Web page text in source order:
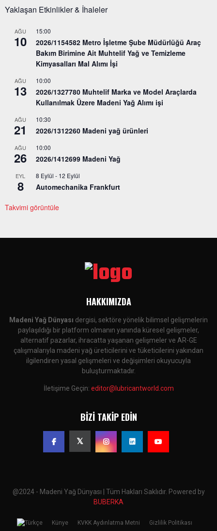
Yaklaşan Etkinlikler & İhaleler
AĞU
10
15:00
2026/1154582 Metro İşletme Şube Müdürlüğü Araç
Bakım Birimine Ait Muhtelif Yağ ve Temizleme
Kimyasalları Mal Alımı İşi
AĞU
13
10:00
2026/1327780 Muhtelif Marka ve Model Araçlarda
Kullanılmak Üzere Madeni Yağ Alımı işi
AĞU
21
10:30
2026/1312260 Madeni yağ ürünleri
AĞU
26
10:00
2026/1412699 Madeni Yağ
EYL
8
8 Eylül - 12 Eylül
Automechanika Frankfurt
Takvimi görüntüle
HAKKIMIZDA
Madeni Yağ Dünyası dergisi, sektöre yönelik bilimsel gelişmelerin
paylaşıldığı bir platform olmanın yanında küresel gelişmeler,
alternatif pazarlar, ihracatta yaşanan gelişmeler ve AR-GE
çalışmalarıyla madeni yağ üreticilerini ve tüketicilerini yakından
ilgilendiren yasal gelişmeleri ve değişimleri okuyucuyla
buluşturmaktadır.
İletişime Geçin: editor@lubricantworld.com
BIZI TAKIP EDIN
@2024 - Madeni Yağ Dünyası | Tüm Hakları Saklıdır. Powered by
BUBERKA
Künye KVKK Aydınlatma Metni Gizlilik Politikası